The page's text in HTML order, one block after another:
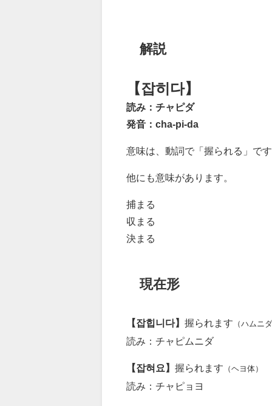
解説
【잡히다】
読み：チャピダ
発音：cha-pi-da
意味は、動詞で「握られる」です
他にも意味があります。
捕まる
収まる
決まる
現在形
【잡힙니다】 握られます （ハムニ
読み：チャピムニダ
【잡혀요】 握られます （ヘヨ体）
読み：チャピョヨ